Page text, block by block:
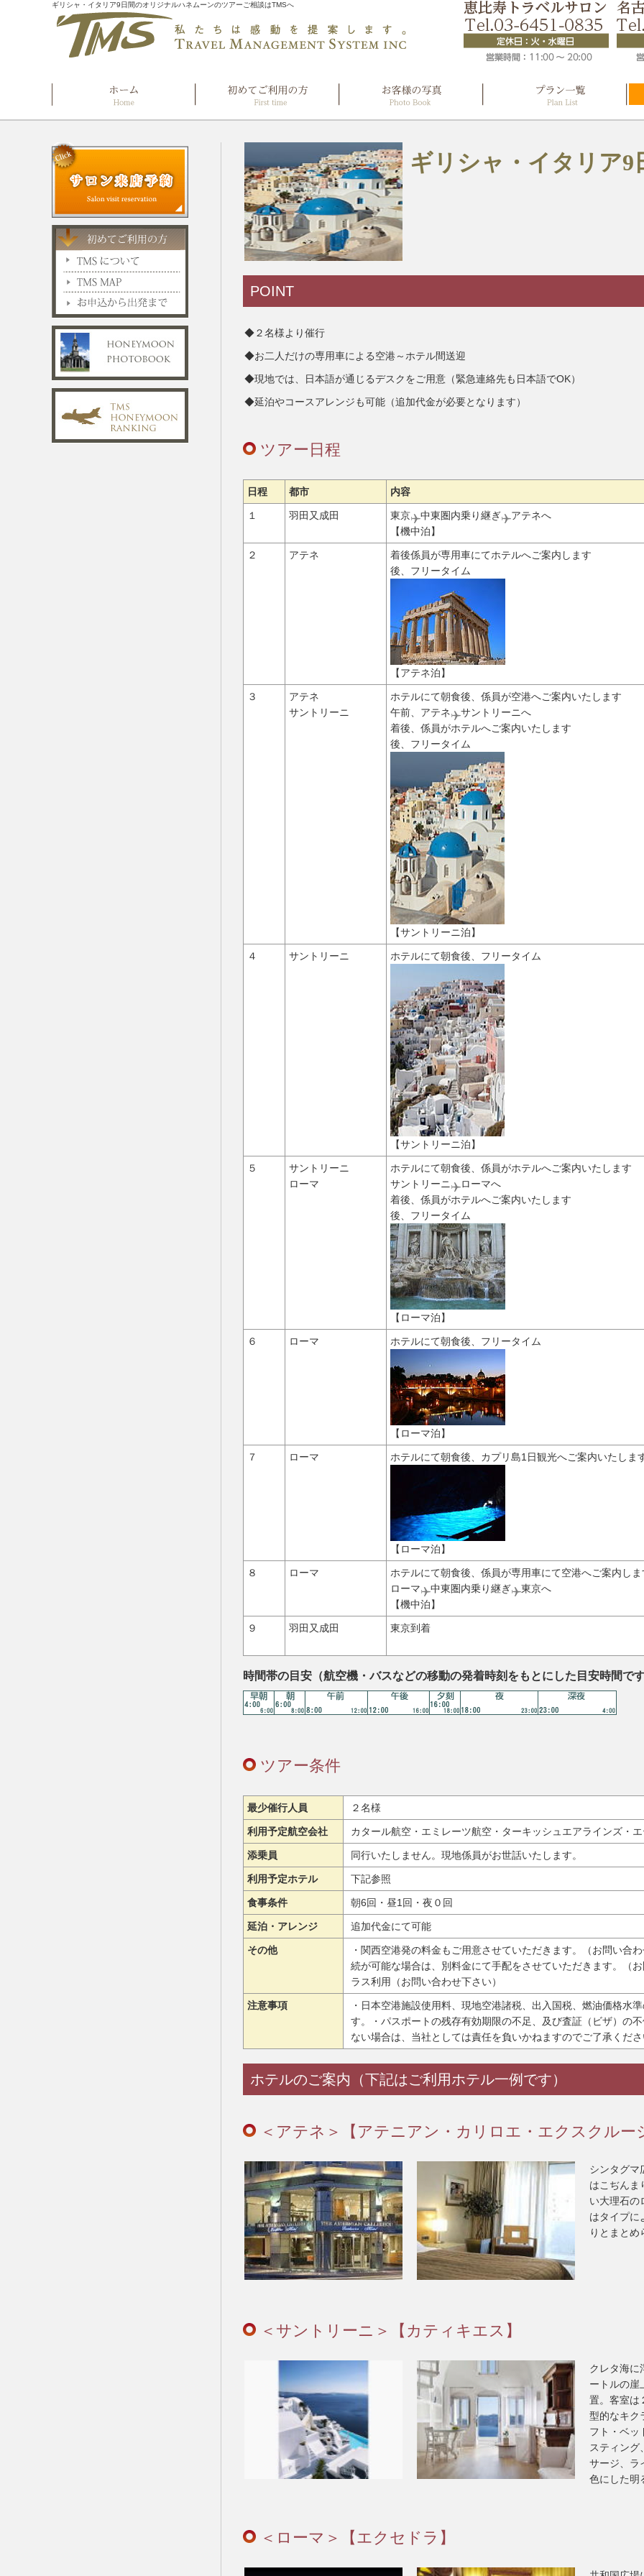
ギリシャ・イタリア9日間のオリジナルハネムーンのツアーご相談はTMSへ
ギリシャ・イタリア9
POINT
２名様より催行
お二人だけの専用車による空港～ホテル間送迎
現地では、日本語が通じるデスクをご用意（緊急連絡先も日本語でOK）
延泊やコースアレンジも可能（追加代金が必要となります）
ツアー日程
日程 都市 内容
１ 羽田又成田 東京 中東圏内乗り継ぎ
アテネへ
【機中泊】
２ アテネ
着後係員が専用車にてホテルへご案内します
後、フリータイム
【アテネ泊】
３
アテネ
サントリーニ
ホテルにて朝食後、係員が空港へご案内いたします
午前、アテネ
サントリーニへ
着後、係員がホテルへご案内いたします
後、フリータイム
【サントリーニ泊】
４ サントリーニ ホテルにて朝食後、フリータイム
【サントリーニ泊】
５
サントリーニ
ローマ
ホテルにて朝食後、係員がホテルへご案内いたします
サントリーニ
ローマへ
着後、係員がホテルへご案内いたします
後、フリータイム
【ローマ泊】
６ ローマ ホテルにて朝食後、フリータイム
【ローマ泊】
７ ローマ ホテルにて朝食後、カプリ島1日観光へご案内いたしま
【ローマ泊】
８ ローマ
ホテルにて朝食後、係員が専用車にて空港へご案内しま
ローマ
中東圏内乗り継ぎ
東京へ
【機中泊】
９ 羽田又成田 東京到着
時間帯の目安（航空機・バスなどの移動の発着時刻をもとにした目安時間で
ツアー条件
最少催行人員 ２名様
利用予定航空会社 カタール航空・エミレーツ航空・ターキッシュエアラインズ・
添乗員 同行いたしません。現地係員がお世話いたします。
利用予定ホテル 下記参照
食事条件 朝6回・昼1回・夜０回
延泊・アレンジ 追加代金にて可能
その他
・関西空港発の料金もご用意させていただきます。（お問い合
続が可能な場合は、別料金にて手配をさせていただきます。（
ラス利用（お問い合わせ下さい）
注意事項
・日本空港施設使用料、現地空港諸税、出入国税、燃油価格水
す。・パスポートの残存有効期限の不足、及び査証（ビザ）の
ない場合は、当社としては責任を負いかねますのでご了承くだ
ホテルのご案内（下記はご利用ホテル一例です）
＜アテネ＞【アテニアン・カリロエ・エクスクルー
シンタグマ
はこぢんま
い大理石の
はタイプに
りとまとめ
＜サントリーニ＞【カティキエス】
クレタ海に
ートルの崖
置。客室は
型的なキク
フト・ベッ
スティング
サージ、ラ
色にした明
＜ローマ＞【エクセドラ】